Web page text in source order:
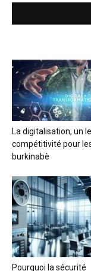
La digitalisation, un
compétitivité pour
burkinabè
Pourquoi la sécurité